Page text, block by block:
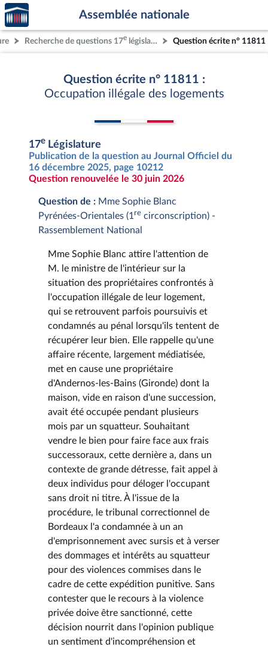
Aller au contenu
Aller en bas de la page
Accèder
à la
page
d'accueil
Assemblée nationale
Recherche de questions 17e législature Question écrite n° 11811
Question écrite n° 11811 :
Occupation illégale des logements
17e Législature
Publication de la question au Journal Officiel du
16 décembre 2025, page 10212
Question renouvelée le 30 juin 2026
Question de : Mme Sophie Blanc
Pyrénées-Orientales (1 re circonscription) -
Rassemblement National
Mme Sophie Blanc attire l'attention de
M. le ministre de l'intérieur sur la
situation des propriétaires confrontés à
l'occupation illégale de leur logement,
qui se retrouvent parfois poursuivis et
condamnés au pénal lorsqu'ils tentent de
récupérer leur bien. Elle rappelle qu'une
affaire récente, largement médiatisée,
met en cause une propriétaire
d'Andernos-les-Bains (Gironde) dont la
maison, vide en raison d'une succession,
avait été occupée pendant plusieurs
mois par un squatteur. Souhaitant
vendre le bien pour faire face aux frais
successoraux, cette dernière a, dans un
contexte de grande détresse, fait appel à
deux individus pour déloger l'occupant
sans droit ni titre. À l'issue de la
procédure, le tribunal correctionnel de
Bordeaux l'a condamnée à un an
d'emprisonnement avec sursis et à verser
des dommages et intérêts au squatteur
pour des violences commises dans le
cadre de cette expédition punitive. Sans
contester que le recours à la violence
privée doive être sanctionné, cette
décision nourrit dans l'opinion publique
un sentiment d'incompréhension et